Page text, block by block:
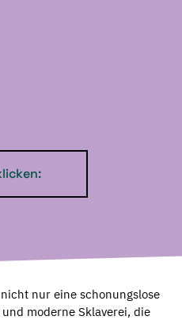
nicht nur eine schonungslose
moderne Sklaverei, die